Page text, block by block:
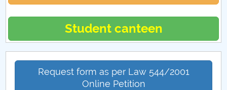
Student canteen
Request form as per Law 544/2001
Online Petition